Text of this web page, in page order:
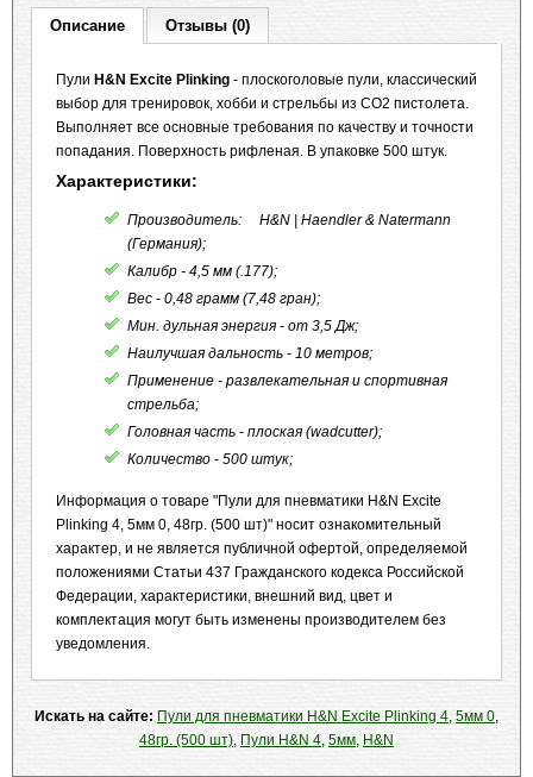
Описание Отзывы (0)
Пули H&N Excite Plinking - плоскоголовые пули, классический
выбор для тренировок, хобби и стрельбы из CO2 пистолета.
Выполняет все основные требования по качеству и точности
попадания. Поверхность рифленая. В упаковке 500 штук.
Характеристики:
Производитель: H&N | Haendler & Natermann
(Германия);
Калибр - 4,5 мм (.177);
Вес - 0,48 грамм (7,48 гран);
Мин. дульная энергия - от 3,5 Дж;
Наилучшая дальность - 10 метров;
Применение - развлекательная и спортивная
стрельба;
Головная часть - плоская (wadcutter);
Количество - 500 штук;
Информация о товаре "Пули для пневматики H&N Excite
Plinking 4, 5мм 0, 48гр. (500 шт)" носит ознакомительный
характер, и не является публичной офертой, определяемой
положениями Статьи 437 Гражданского кодекса Российской
Федерации, характеристики, внешний вид, цвет и
комплектация могут быть изменены производителем без
уведомления.
Искать на сайте: Пули для пневматики H&N Excite Plinking 4, 5мм 0,
48гр. (500 шт), Пули H&N 4, 5мм, H&N